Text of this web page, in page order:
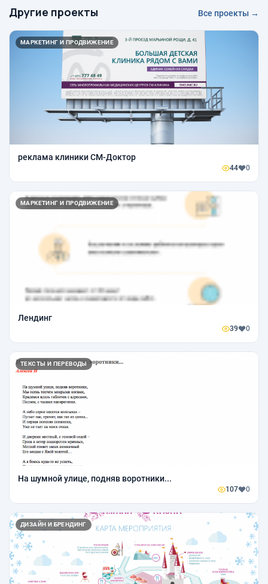
Другие проекты Все проекты →
МАРКЕТИНГ И ПРОДВИЖЕНИЕ
реклама клиники СМ-Доктор
44 0
МАРКЕТИНГ И ПРОДВИЖЕНИЕ
Лендинг
39 0
ТЕКСТЫ И ПЕРЕВОДЫ
На шумной улице, подняв воротники...
107 0
ДИЗАЙН И БРЕНДИНГ